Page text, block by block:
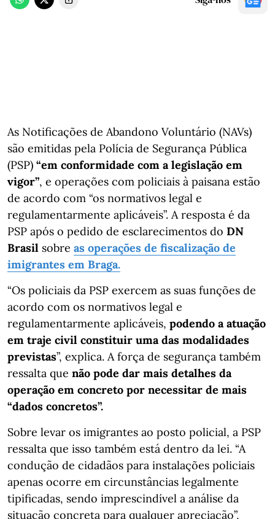
As Notificações de Abandono Voluntário (NAVs)
são emitidas pela Polícia de Segurança Pública
(PSP) “em conformidade com a legislação em
vigor”, e operações com policiais à paisana estão
de acordo com “os normativos legal e
regulamentarmente aplicáveis”. A resposta é da
PSP após o pedido de esclarecimentos do DN
Brasil sobre as operações de fiscalização de
imigrantes em Braga.
“Os policiais da PSP exercem as suas funções de
acordo com os normativos legal e
regulamentarmente aplicáveis, podendo a atuação
em traje civil constituir uma das modalidades
previstas”, explica. A força de segurança também
ressalta que não pode dar mais detalhes da
operação em concreto por necessitar de mais
“dados concretos”.
Sobre levar os imigrantes ao posto policial, a PSP
ressalta que isso também está dentro da lei. “A
condução de cidadãos para instalações policiais
apenas ocorre em circunstâncias legalmente
tipificadas, sendo imprescindível a análise da
situação concreta para qualquer apreciação”,